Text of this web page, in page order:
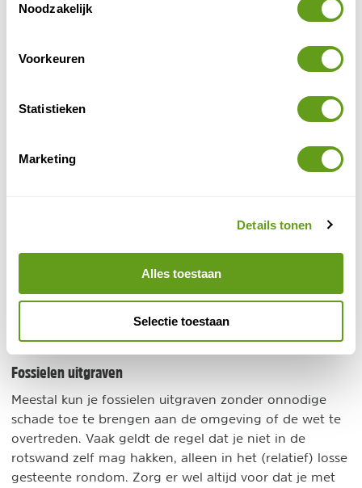
Noodzakelijk
Voorkeuren
Statistieken
Marketing
Details tonen
Alles toestaan
Selectie toestaan
Bay en Weymouth. Zeker noemenswaardig is ook het
Het meest oostelijke punt van de Jurassic Coast wordt
formaties op het eiland Purbeck in Dorset.
Abbotsbury, Bridport, Budleigh Salterton, Lyme Regis,
Een dagtrip onder begeleiding van een gids naar
de Jurassic Coast in Engeland en Isle of Purbeck.
Fossielen uitgraven
Meestal kun je fossielen uitgraven zonder onnodige
schade toe te brengen aan de omgeving of de wet te
overtreden. Vaak geldt de regel dat je niet in de
rotswand zelf mag hakken, alleen in het (relatief) losse
gesteente rondom. Zorg er wel altijd voor dat je met